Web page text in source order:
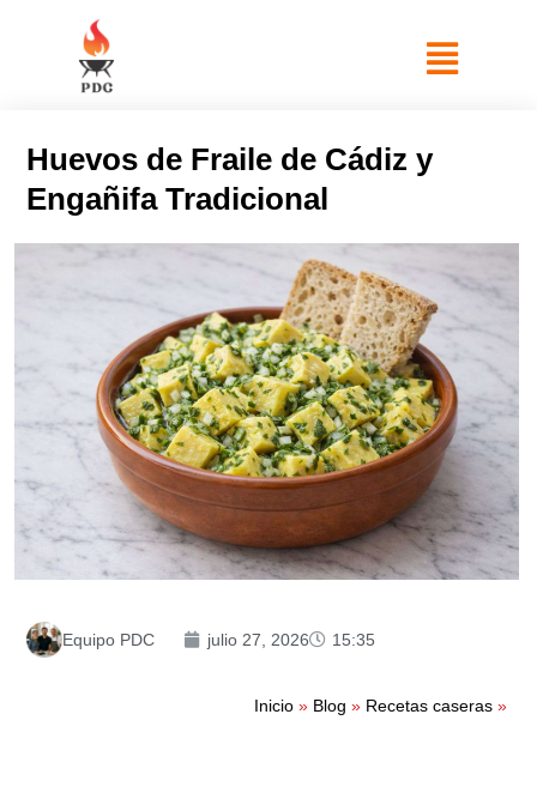
Huevos de Fraile de Cádiz y
Engañifa Tradicional
Equipo PDC julio 27, 2026 15:35
Inicio » Blog » Recetas caseras »